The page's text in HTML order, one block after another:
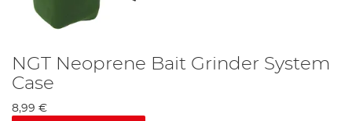
NGT Neoprene Bait Grinder System
Case
8,99 €